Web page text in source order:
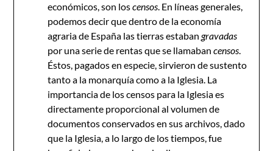
económicos, son loscensos. En líneas generales,
podemos decir que dentro de la economía
agraria de España las tierras estabangravadas
por una serie de rentas que se llamabancensos.
Éstos, pagados en especie, sirvieron de sustento
tanto a la monarquía como a la Iglesia. La
importancia de los censos para la Iglesia es
directamente proporcional al volumen de
documentos conservados en sus archivos, dado
que la Iglesia, a lo largo de los tiempos, fue